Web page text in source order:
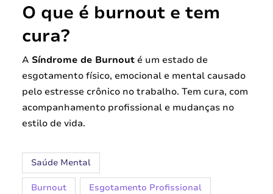
O que é burnout e tem
cura?
A Síndrome de Burnout é um estado de
esgotamento físico, emocional e mental causado
pelo estresse crônico no trabalho. Tem cura, com
acompanhamento profissional e mudanças no
estilo de vida.
Saúde Mental
Burnout Esgotamento Profissional